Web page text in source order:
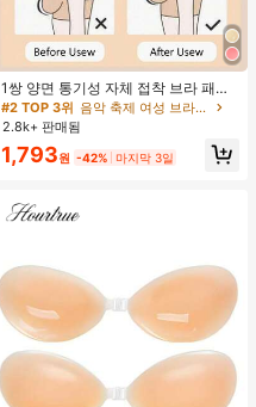
1쌍 양면 통기성 자체 접착 브라 패드,
두꺼워진 삼각형 푸쉬업 디자인, 재사
용 가능, 보이지 않는 비키니 브라 삽
입물, 수영에 적합
#2 TOP 3위
음악 축제 여성 브라 액세서리
2.8k+ 판매됨
1,793원 -42% 마지막 3일